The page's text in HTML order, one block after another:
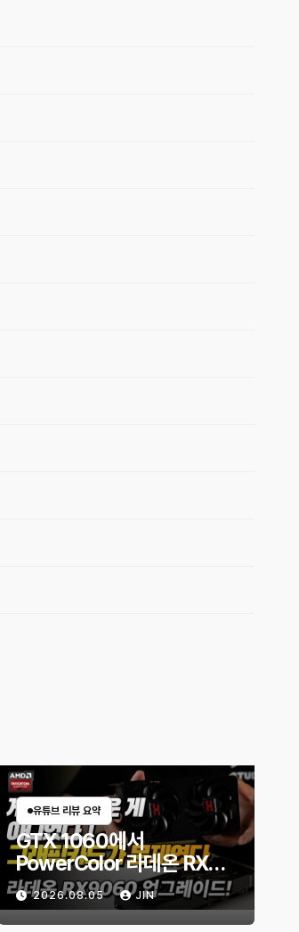
유튜브 리뷰 요약
GTX 1060에서
PowerColor 라데온 RX
9060 Reaper 8GB로 교
체한 후기｜엘든링·몬스터
2026.08.05 JIN